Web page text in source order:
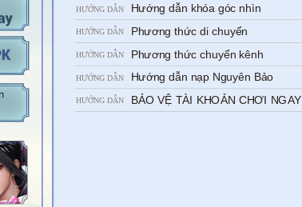
HƯỚNG DẪN Hướng dẫn khóa góc nhìn
HƯỚNG DẪN Phương thức di chuyển
HƯỚNG DẪN Phương thức chuyển kênh
HƯỚNG DẪN Hướng dẫn nạp Nguyên Bảo
HƯỚNG DẪN BẢO VỆ TÀI KHOẢN CHƠI NGAY